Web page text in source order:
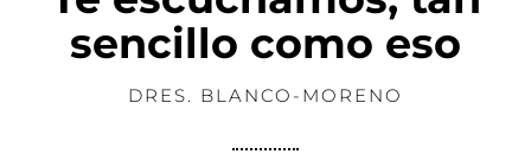
sencillo como eso
DRES. BLANCO-MORENO